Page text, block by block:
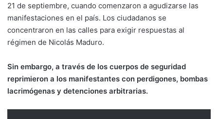
21 de septiembre, cuando comenzaron a agudizarse las
manifestaciones en el país. Los ciudadanos se
concentraron en las calles para exigir respuestas al
régimen de Nicolás Maduro.
Sin embargo, a través de los cuerpos de seguridad
reprimieron a los manifestantes con perdigones, bombas
lacrimógenas y detenciones arbitrarias.